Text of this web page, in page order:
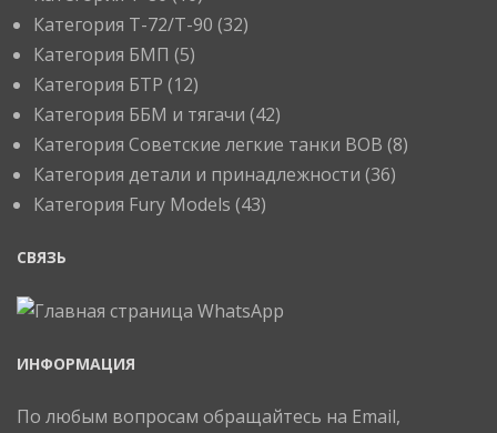
Категория T-72/T-90 (32)
Категория БМП (5)
Категория БТР (12)
Категория ББМ и тягачи (42)
Категория Советские легкие танки ВОВ (8)
Категория детали и принадлежности (36)
Категория Fury Models (43)
СВЯЗЬ
ИНФОРМАЦИЯ
По любым вопросам обращайтесь на Email,